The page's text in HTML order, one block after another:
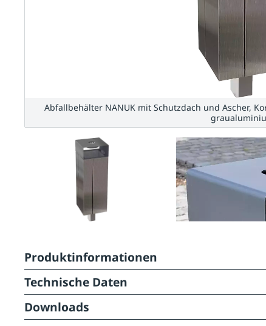
Abfallbehälter NANUK mit Schutzdach und Ascher,
Produktinformationen
Technische Daten
Downloads